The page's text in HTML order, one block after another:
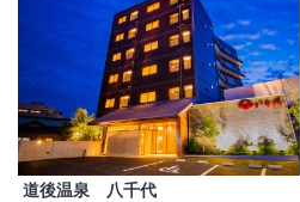
道後温泉 八千代